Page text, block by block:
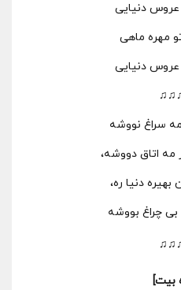
دنیایی
مهره ماهی
دنیایی
سراغ نووشه
اتاق دووشه،
بهیره دنیا ره،
چراغ بووشه
بیت]